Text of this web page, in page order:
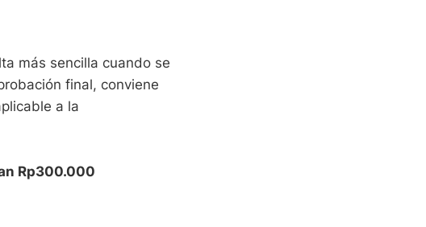
más sencilla cuando se
final, conviene
a la
Rp300.000